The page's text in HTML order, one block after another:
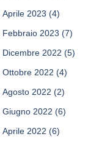
Aprile 2023 (4)
Febbraio 2023 (7)
Dicembre 2022 (5)
Ottobre 2022 (4)
Agosto 2022 (2)
Giugno 2022 (6)
Aprile 2022 (6)